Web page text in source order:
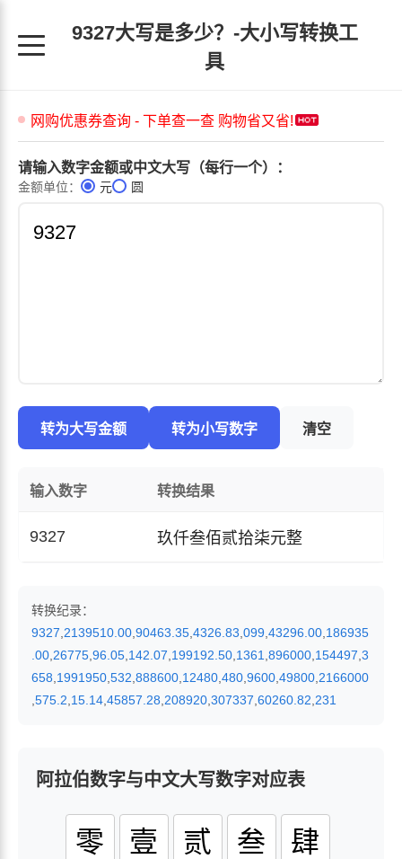
9327大写是多少？-大小写转换工
具
请输入数字金额或中文大写（每行一个）：
金额单位： 元 圆
转为大写金额 转为小写数字 清空
输入数字 转换结果
9327 玖仟叁佰贰拾柒元整
转换纪录：
9327 2139510.00 90463.35 4326.83 099 43296.00 186935
.00 26775 96.05 142.07 199192.50 1361 896000 154497 3
658 1991950 532 888600 12480 480 9600 49800 2166000
575.2 15.14 45857.28 208920 307337 60260.82 231
阿拉伯数字与中文大写数字对应表
零 壹 贰 叁 肆